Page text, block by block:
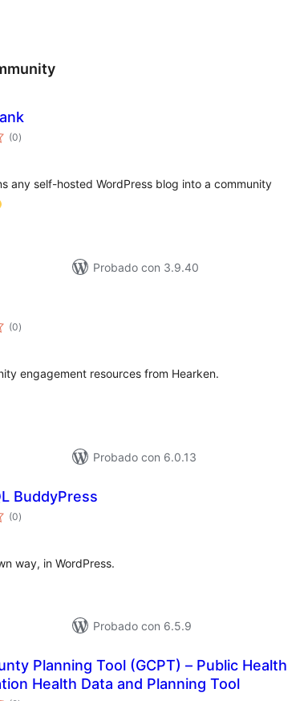
(0valoracións
totais
)
any self-hosted WordPress blog into a community
Probado con 3.9.40
(0valoracións
totais
)
engagement resources from Hearken.
Probado con 6.0.13
BuddyPress
(0valoracións
totais
)
way, in WordPress.
Probado con 6.5.9
Planning Tool (GCPT) – Public Health
Health Data and Planning Tool
valoracións